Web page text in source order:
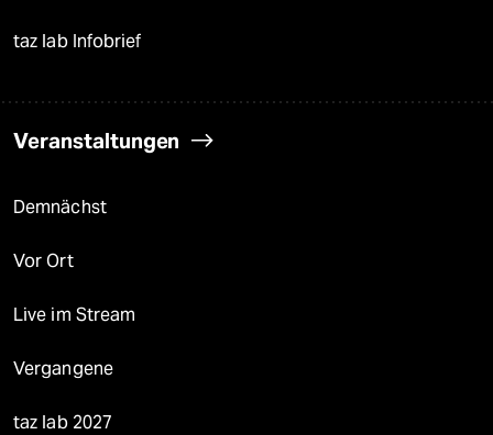
taz lab Infobrief
Veranstaltungen
Demnächst
Vor Ort
Live im Stream
Vergangene
taz lab 2027